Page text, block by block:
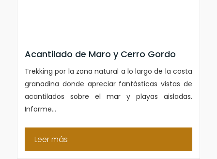
Acantilado de Maro y Cerro Gordo
Trekking por la zona natural a lo largo de la costa
granadina donde apreciar fantásticas vistas de
acantilados sobre el mar y playas aisladas.
Informe...
Leer más